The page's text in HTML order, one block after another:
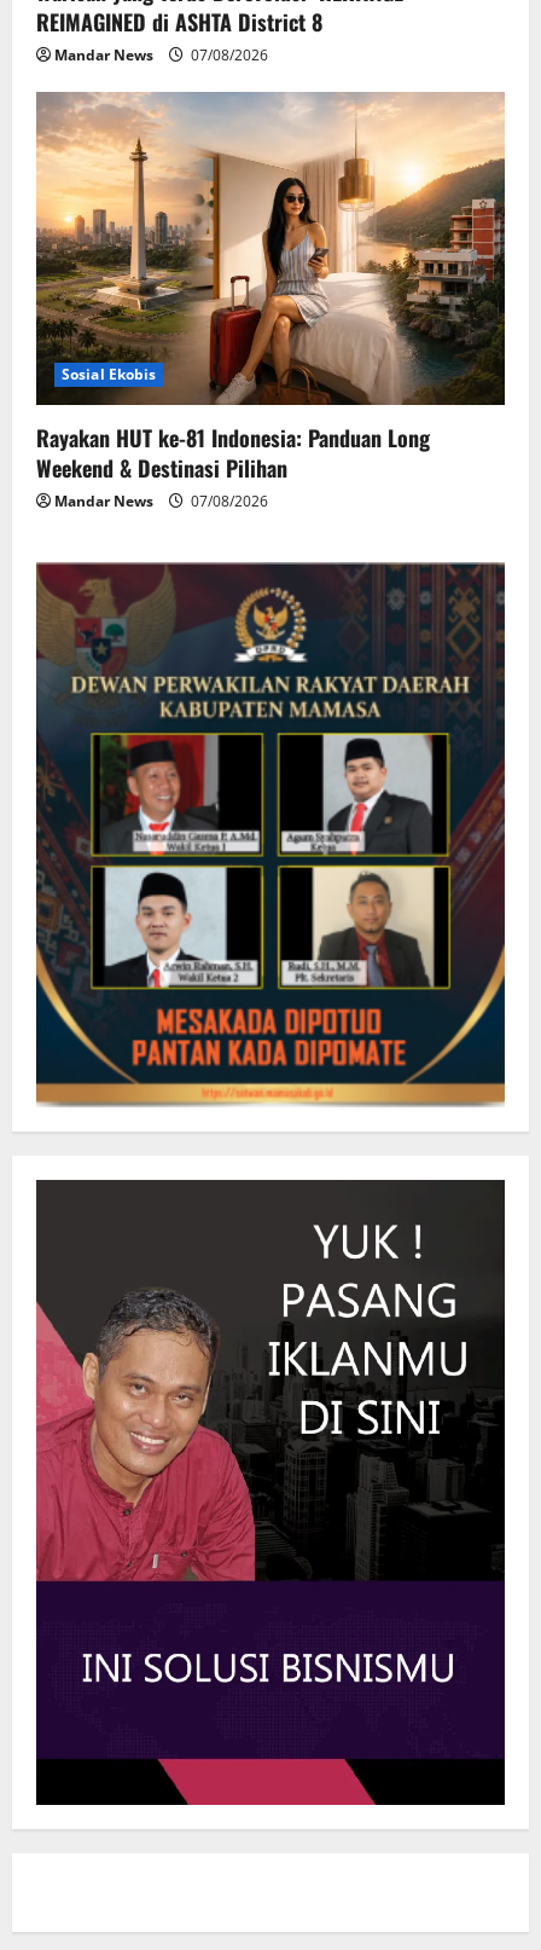
REIMAGINED di ASHTA District 8
Mandar News 07/08/2026
Sosial Ekobis
Rayakan HUT ke-81 Indonesia: Panduan Long
Weekend & Destinasi Pilihan
Mandar News 07/08/2026